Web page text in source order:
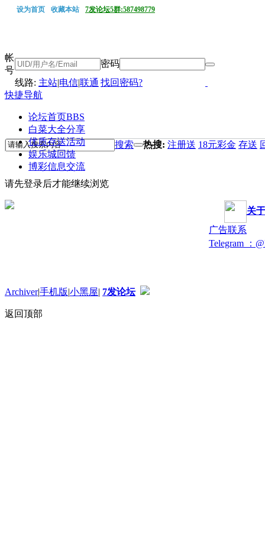
设为首页 收藏本站 7发论坛5群:587498779
帐
号
密码
线路: 主站|电信|联通 找回密码?
快捷导航
论坛首页BBS
白菜大全分享
优质存送活动
娱乐城回馈
博彩信息交流
搜索 热搜: 注册送 18元彩金 存送
请先登录后才能继续浏览
关
广告联系
Telegram ：
Archiver|手机版|小黑屋| 7发论坛
返回顶部